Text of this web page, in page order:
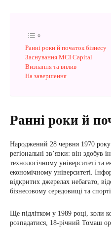
Ранні роки й початок бізнесу
Заснування MCI Capital
Визнання та вплив
На завершення
Ранні роки й
Народжений 28 червня 1970
регіональні зв’язки: він здобув
технологічному університеті та
економічному університеті.
відкритих джерелах небагато,
бізнесовому середовищі та
Ще підлітком у 1989 році, коли
розпадатися, 18-річний Томаш